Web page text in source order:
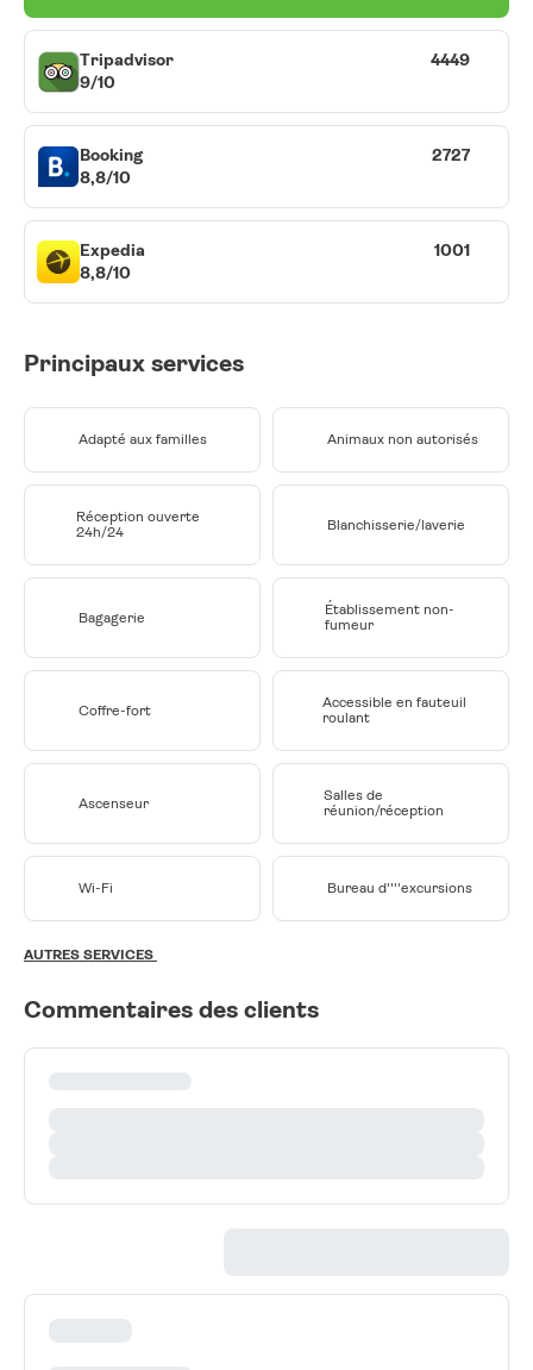
Tripadvisor
9/10
4449
Booking
8,8/10
2727
Expedia
8,8/10
1001
Principaux services
Adapté aux familles Animaux non autorisés
Réception ouverte
24h/24
Blanchisserie/laverie
Bagagerie
Établissement non-
fumeur
Coffre-fort
Accessible en fauteuil
roulant
Ascenseur
Salles de
réunion/réception
Wi-Fi Bureau d''''excursions
AUTRES SERVICES
Commentaires des clients